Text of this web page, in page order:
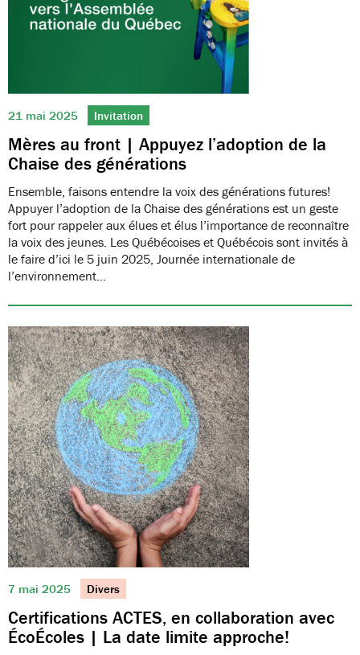
21 mai 2025 Invitation
Mères au front | Appuyez l’adoption de la
Chaise des générations
Ensemble, faisons entendre la voix des générations futures!
Appuyer l’adoption de la Chaise des générations est un geste
fort pour rappeler aux élues et élus l’importance de reconnaître
la voix des jeunes. Les Québécoises et Québécois sont invités à
le faire d’ici le 5 juin 2025, Journée internationale de
l’environnement…
7 mai 2025 Divers
Certifications ACTES, en collaboration avec
ÉcoÉcoles | La date limite approche!